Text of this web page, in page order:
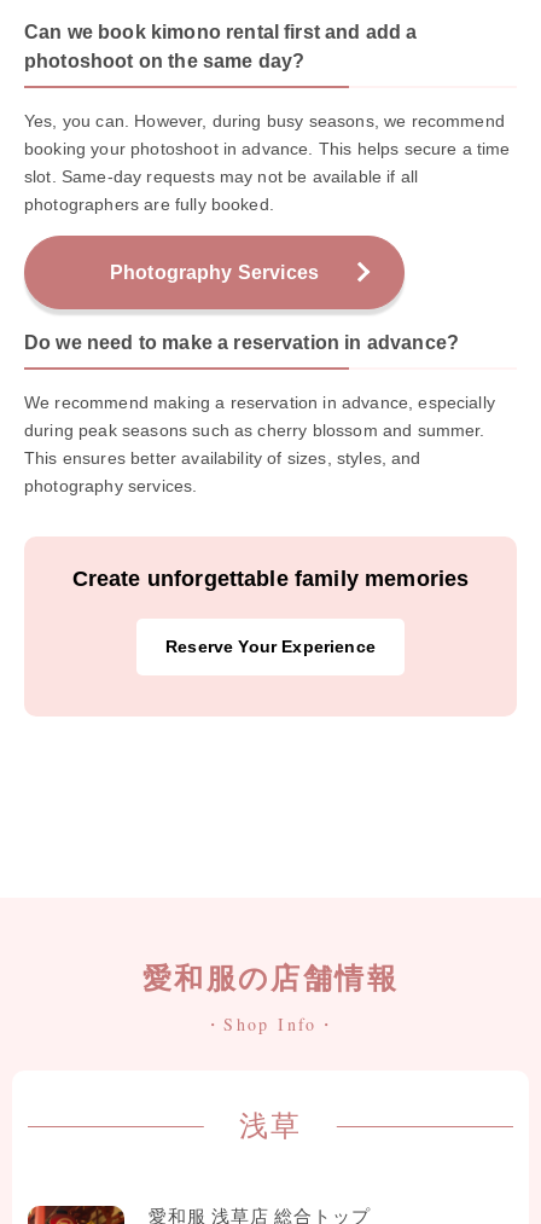
Can we book kimono rental first and add a
photoshoot on the same day?
Yes, you can. However, during busy seasons, we recommend
booking your photoshoot in advance. This helps secure a time
slot. Same-day requests may not be available if all
photographers are fully booked.
Photography Services
Do we need to make a reservation in advance?
We recommend making a reservation in advance, especially
during peak seasons such as cherry blossom and summer.
This ensures better availability of sizes, styles, and
photography services.
Create unforgettable family memories
Reserve Your Experience
愛和服の店舗情報
・Shop Info・
浅草
愛和服 浅草店 総合トップ